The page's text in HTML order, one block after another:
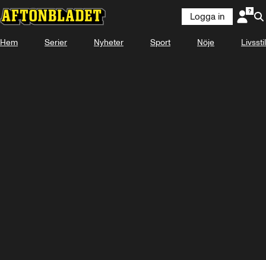
Logga in
Hem Serier Nyheter Sport Nöje Livsstil